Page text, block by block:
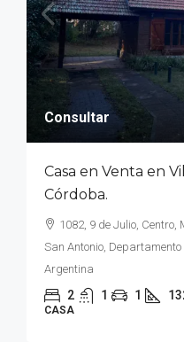
Consultar
Casa en Venta en
Córdoba.
1082, 9 de Julio,
San Antonio,
Argentina
2 1 1
CASA